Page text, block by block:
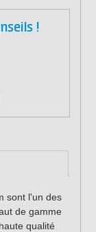
!
sont l'un des
de gamme
qualité